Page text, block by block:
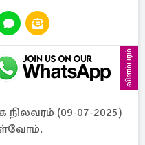
விளம்பரம்
(09-07-2025)